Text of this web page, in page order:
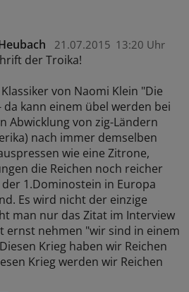
21.07.2015 13:20 Uhr
der Troika!
von Naomi Klein "Die
da kann einem übel werden bei
Abwicklung von zig-Ländern
nach immer demselben
wie eine Zitrone,
die Reichen noch reicher
der 1.Dominostein in Europa
Es wird nicht der einzige
man nur das Zitat im Interview
ernst nehmen "wir sind in einem
Krieg haben wir Reichen
Krieg werden wir Reichen